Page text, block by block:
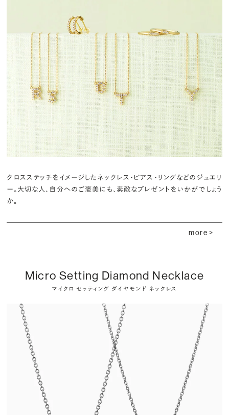
クロスステッチをイメージしたネックレス・ピアス・リングなどのジュエリ
ー。大切な人、自分へのご褒美にも、素敵なプレゼントをいかがでしょう
か。
more >
Micro Setting Diamond Necklace
マイクロ セッティング ダイヤモンド ネックレス